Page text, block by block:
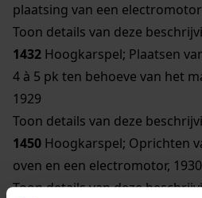
plaatsing van een
Toon details van deze
1432 Hoogkarspel; Plaatsen
4 à 5 pk ten behoeve van het
1929
Toon details van deze
1450 Hoogkarspel; Oprichten
oven en een electromotor, 1930
Toon details van deze